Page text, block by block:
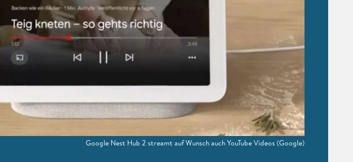
Google Nest Hub 2 streamt auf Wunsch auch YouTube Videos(Google)